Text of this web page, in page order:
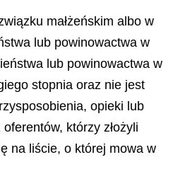
małżeńskim albo w
lub powinowactwa w
lub powinowactwa w
stopnia oraz nie jest
opieki lub
którzy złożyli
na liście, o której mowa w